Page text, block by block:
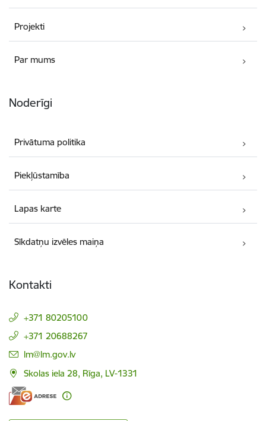
Projekti
Par mums
Noderīgi
Privātuma politika
Piekļūstamība
Lapas karte
Sīkdatņu izvēles maiņa
Kontakti
+371 80205100
+371 20688267
E-pasts:
lm@lm.gov.lv
Skolas iela 28, Rīga, LV-1331